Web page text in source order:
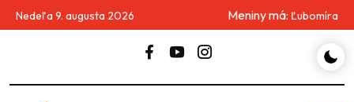
Nedeľa 9. augusta 2026 Meniny má: Ľubomíra